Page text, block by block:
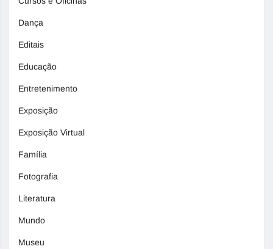
Dança
Editais
Educação
Entretenimento
Exposição
Exposição Virtual
Família
Fotografia
Literatura
Mundo
Museu